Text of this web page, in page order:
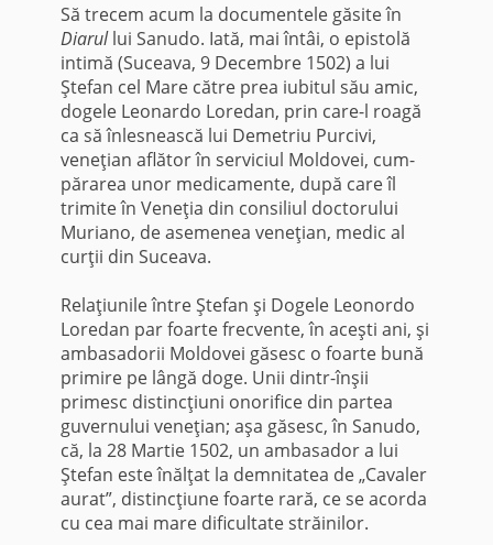
Să trecem acum la documentele găsite în
Diarullui Sanudo. Iată, mai întâi, o epistolă
intimă (Suceava, 9 Decembre 1502) a lui
Ştefan cel Mare către prea iubitul său amic,
dogele Leonardo Loredan, prin care-l roagă
ca să înlesnească lui Demetriu Purcivi,
veneţian aflător în serviciul Moldovei, cum­
părarea unor medicamente, după care îl
trimite în Veneţia din consiliul doctorului
Muriano, de asemenea veneţian, medic al
curţii din Suceava.
Relaţiunile între Ştefan şi Dogele Leonordo
Loredan par foarte frecvente, în aceşti ani, şi
am­basadorii Moldovei găsesc o foarte bună
primire pe lângă doge. Unii dintr-înşii
primesc distincţiuni onorifice din partea
guvernului veneţian; aşa gă­sesc, în Sanudo,
că, la 28 Martie 1502, un amba­sador a lui
Ştefan este înălţat la demnitatea de „Cavaler
aurat”, distincţiune foarte rară, ce se acorda
cu cea mai mare dificultate străinilor.